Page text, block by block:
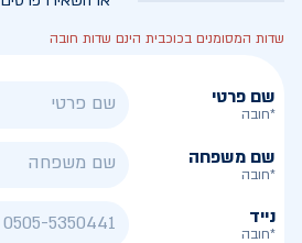
שדות המסומנים בכוכבית הינם שדות חובה
שם פרטי
*חובה
שם משפחה
*חובה
נייד
*חובה